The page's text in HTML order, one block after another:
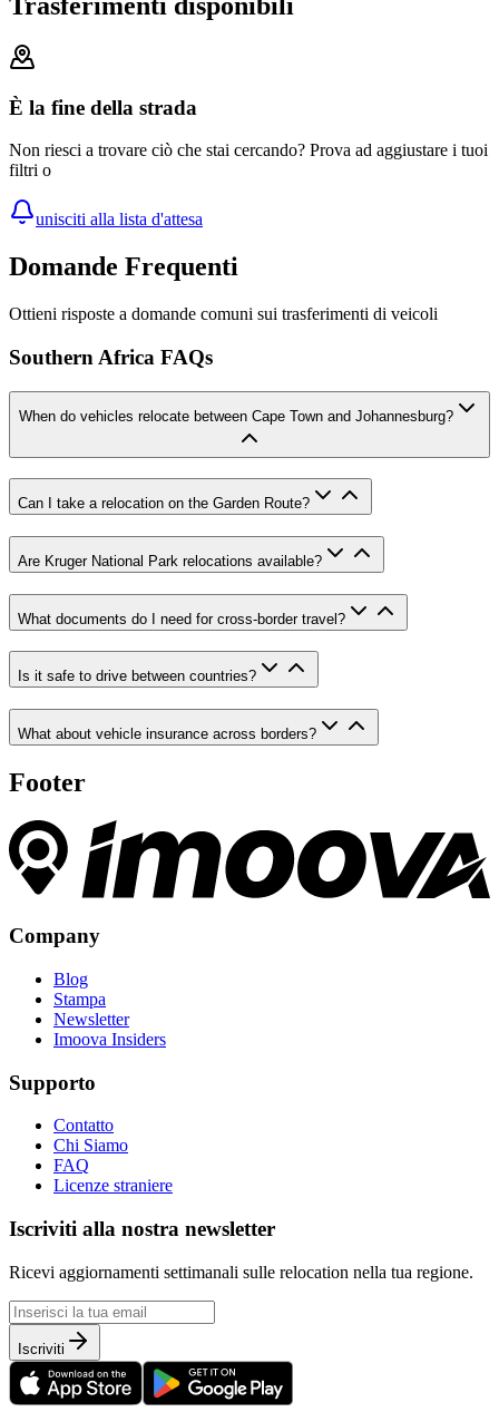
È la fine della strada
Non riesci a trovare ciò che stai cercando? Prova ad aggiustare i tuoi
filtri o
unisciti alla lista d'attesa
Domande Frequenti
Ottieni risposte a domande comuni sui trasferimenti di veicoli
Southern Africa FAQs
When do vehicles relocate between Cape Town and Johannesburg?
Can I take a relocation on the Garden Route?
Are Kruger National Park relocations available?
What documents do I need for cross-border travel?
Is it safe to drive between countries?
What about vehicle insurance across borders?
Footer
Company
Blog
Stampa
Newsletter
Imoova Insiders
Supporto
Contatto
Chi Siamo
FAQ
Licenze straniere
Iscriviti alla nostra newsletter
Ricevi aggiornamenti settimanali sulle relocation nella tua regione.
Iscriviti